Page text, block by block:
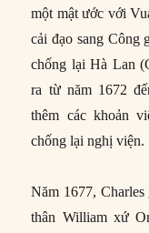
một mật ước với
cải đạo sang Công
chống lại Hà Lan
ra từ năm 1672
thêm các khoản
chống lại nghị viện.
Năm 1677,
thân William xứ